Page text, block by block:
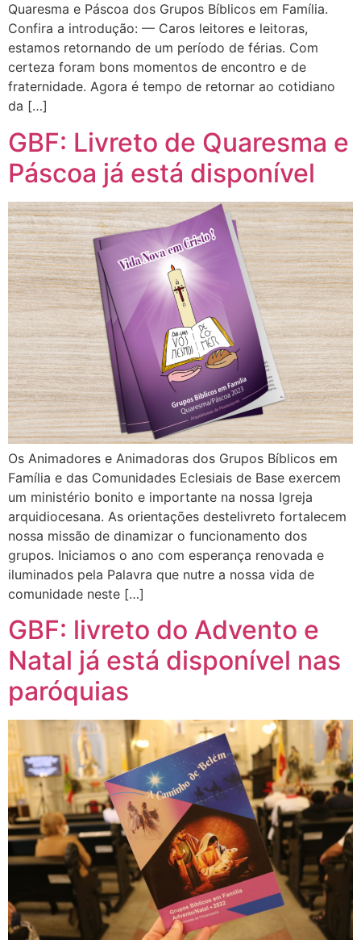
Quaresma e Páscoa dos Grupos Bíblicos em Família.
Confira a introdução: — Caros leitores e leitoras,
estamos retornando de um período de férias. Com
certeza foram bons momen­tos de encontro e de
fraternidade. Agora é tempo de retornar ao cotidiano
da […]
GBF: Livreto de Quaresma e
Páscoa já está disponível
Os Animadores e Animadoras dos Grupos Bíblicos em
Família e das Comunidades Eclesiais de Base exercem
um ministério bonito e importante na nossa Igreja
arquidiocesana. As orientações destelivreto fortalecem
nossa missão de dinamizar o funcionamento dos
grupos. Iniciamos o ano com esperança renovada e
iluminados pela Palavra que nutre a nossa vida de
comunidade neste […]
GBF: livreto do Advento e
Natal já está disponível nas
paróquias